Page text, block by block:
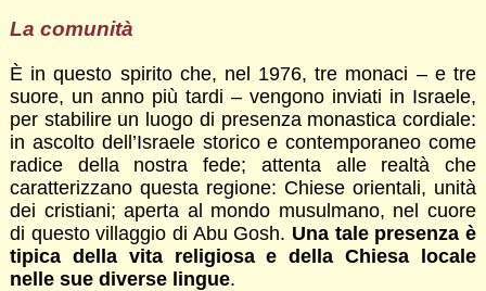
La comunità
È in questo spirito che, nel 1976, tre monaci – e tre
suore, un anno più tardi – vengono inviati in Israele,
per stabilire un luogo di presenza monastica cordiale:
in ascolto dell’Israele storico e contemporaneo come
radice della nostra fede; attenta alle realtà che
caratterizzano questa regione: Chiese orientali, unità
dei cristiani; aperta al mondo musulmano, nel cuore
di questo villaggio di Abu Gosh. Una tale presenza è
tipica della vita religiosa e della Chiesa locale
nelle sue diverse lingue.